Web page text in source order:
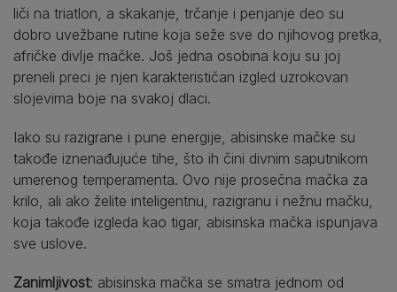
liči na triatlon, a skakanje, trčanje i penjanje deo su
dobro uvežbane rutine koja seže sve do njihovog pretka,
afričke divlje mačke. Još jedna osobina koju su joj
preneli preci je njen karakterističan izgled uzrokovan
slojevima boje na svakoj dlaci.
Iako su razigrane i pune energije, abisinske mačke su
takođe iznenađujuće tihe, što ih čini divnim saputnikom
umerenog temperamenta. Ovo nije prosečna mačka za
krilo, ali ako želite inteligentnu, razigranu i nežnu mačku,
koja takođe izgleda kao tigar, abisinska mačka ispunjava
sve uslove.
Zanimljivost: abisinska mačka se smatra jednom od